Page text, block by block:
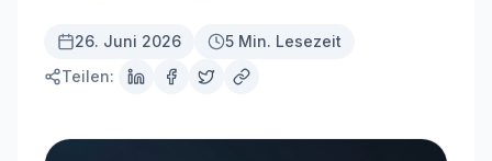
26. Juni 2026
5 Min. Lesezeit
Teilen: